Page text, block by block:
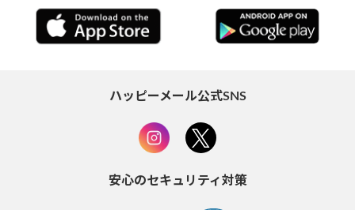
ハッピーメール公式SNS
安心のセキュリティ対策